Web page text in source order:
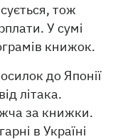
тож
У сумі
книжок.
до Японії
літака.
за книжки.
в Україні